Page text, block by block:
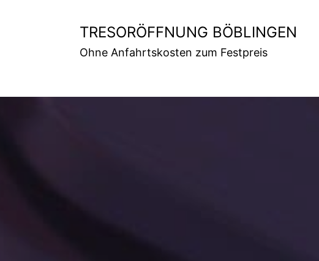
TRESORÖFFNUNG BÖBLINGEN
Ohne Anfahrtskosten zum Festpreis